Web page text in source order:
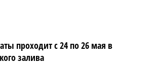
проходит с 24 по 26 мая в
залива